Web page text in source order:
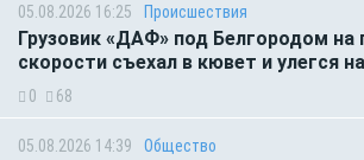
05.08.2026 16:25 Происшествия
Грузовик «ДАФ» под Белгородом на
скорости съехал в кювет и улегся
0 68
05.08.2026 14:39 Общество